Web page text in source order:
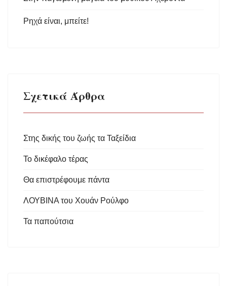
Ρηχά είναι, μπείτε!
Σχετικά Άρθρα
Στης δικής του ζωής τα Ταξείδια
Το δικέφαλο τέρας
Θα επιστρέφουμε πάντα
ΛΟΥΒΙΝΑ του Χουάν Ρούλφο
Τα παπούτσια